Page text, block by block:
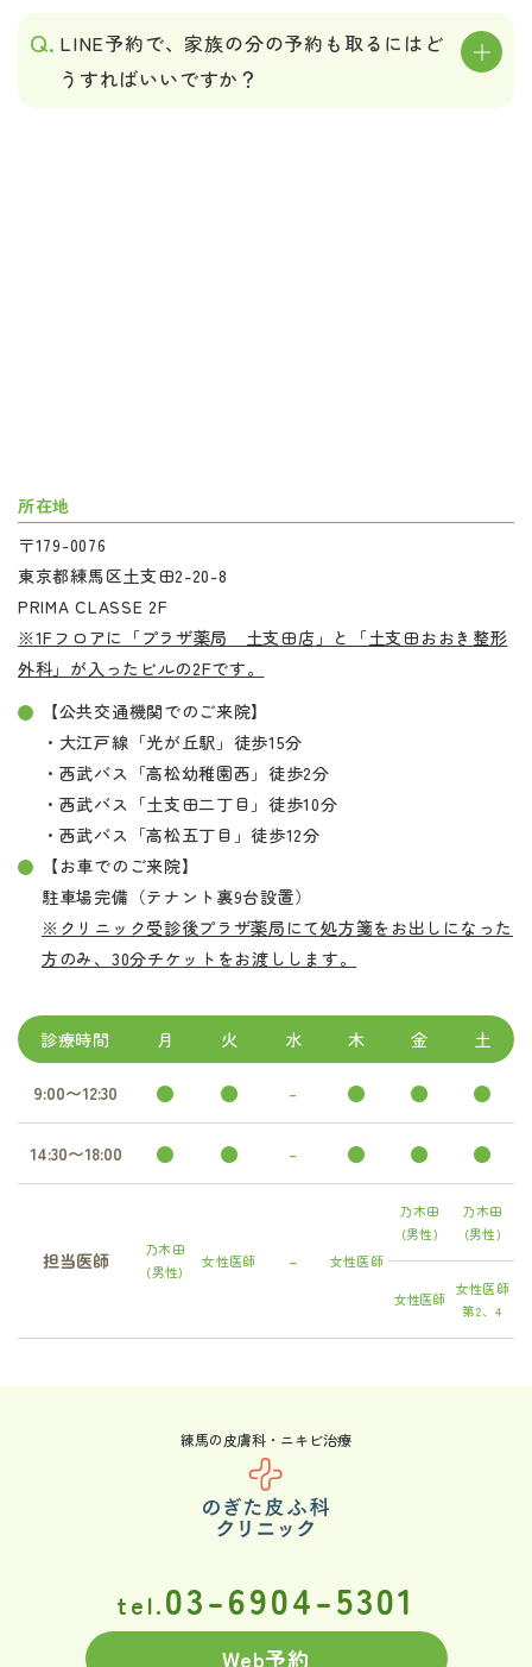
LINE予約で、家族の分の予約も取るにはど
うすればいいですか？
所在地
〒179-0076
東京都練馬区土支田2-20-8
PRIMA CLASSE 2F
※1Fフロアに「プラザ薬局 土支田店」と「土支田おおき整形
外科」が入ったビルの2Fです。
【公共交通機関でのご来院】
・大江戸線「光が丘駅」徒歩15分
・西武バス「高松幼稚園西」徒歩2分
・西武バス「土支田二丁目」徒歩10分
・西武バス「高松五丁目」徒歩12分
【お車でのご来院】
駐車場完備（テナント裏9台設置）
※クリニック受診後プラザ薬局にて処方箋をお出しになった
方のみ、30分チケットをお渡しします。
診療時間 月 火 水 木 金 土
9:00〜12:30 ● ● - ● ● ●
14:30〜18:00 ● ● - ● ● ●
担当医師
乃木田
(男性)
女性医師 - 女性医師
乃木田
(男性)
乃木田
(男性)
女性医師
女性医師
第2、4
練馬の皮膚科・ニキビ治療
tel.03-6904-5301
Web予約